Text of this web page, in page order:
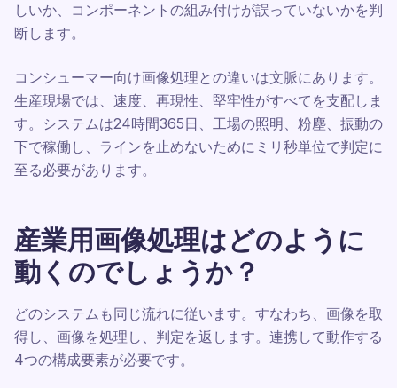
しいか、コンポーネントの組み付けが誤っていないかを判
断します。
コンシューマー向け画像処理との違いは文脈にあります。
生産現場では、速度、再現性、堅牢性がすべてを支配しま
す。システムは24時間365日、工場の照明、粉塵、振動の
下で稼働し、ラインを止めないためにミリ秒単位で判定に
至る必要があります。
産業用画像処理はどのように
動くのでしょうか？
どのシステムも同じ流れに従います。すなわち、画像を取
得し、画像を処理し、判定を返します。連携して動作する
4つの構成要素が必要です。